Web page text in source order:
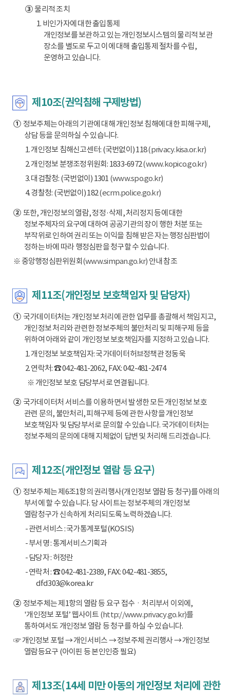
③물리적 조치
1. 비인가자에 대한 출입통제
개인정보를 보관하고 있는 개인정보시스템의 물리적 보관
장소를 별도로 두고 이에 대해 출입통제 절차를 수립,
운영하고 있습니다.
제10조(권익침해 구제방법)
①정보주체는 아래의 기관에 대해 개인정보 침해에 대한 피해구제,
상담 등을 문의하실 수 있습니다.
1. 개인정보 침해신고센터: (국번없이) 118(privacy.kisa.or.kr)
2. 개인정보 분쟁조정위원회: 1833-6972(www.kopico.go.kr)
3. 대검찰청: (국번없이) 1301 (www.spo.go.kr)
4. 경찰청: (국번없이) 182(ecrm.police.go.kr)
②또한, 개인정보의 열람, 정정·삭제, 처리정지 등에 대한
정보주체자의 요구에 대하여 공공기관의 장이 행한 처분 또는
부작위로 인하여 권리 또는 이익을 침해 받은 자는 행정심판법이
정하는 바에 따라 행정심판을 청구할 수 있습니다.
※ 중앙행정심판위원회(www.simpan.go.kr) 안내 참조
제11조(개인정보 보호책임자 및 담당자)
①국가데이터처는 개인정보 처리에 관한 업무를 총괄해서 책임지고,
개인정보 처리와 관련한 정보주체의 불만처리 및 피해구제 등을
위하여 아래와 같이 개인정보 보호책임자를 지정하고 있습니다.
1. 개인정보 보호책임자: 국가데이터허브정책관 정동욱
2. 연락처: ☎ 042-481-2062, FAX: 042-481-2474
※ 개인정보 보호 담당부서로 연결됩니다.
②국가데이터처 서비스를 이용하면서 발생한 모든 개인정보 보호
관련 문의, 불만처리, 피해구제 등에 관한 사항을 개인정보
보호책임자 및 담당부서로 문의할 수 있습니다. 국가데이터처는
정보주체의 문의에 대해 지체없이 답변 및 처리해 드리겠습니다.
제12조(개인정보 열람 등 요구)
①정보주체는 제6조1항의 권리행사(개인정보 열람 등 청구)를 아래의
부서에 할 수 있습니다. 당 사이트는 정보주체의 개인정보
열람청구가 신속하게 처리되도록 노력하겠습니다.
- 관련서비스 : 국가통계포털(KOSIS)
- 부서명 : 통계서비스기획과
- 담당자 : 허정란
- 연락처 : ☎ 042-481-2389, FAX: 042-481-3855,
dfd303@korea.kr
②정보주체는 제1항의 열람 등 요구 접수ㆍ처리부서 이외에,
'개인정보 포털’ 웹사이트 (http://www.privacy.go.kr)를
통하여서도 개인정보 열람 등 청구를 하실 수 있습니다.
☞ 개인정보 포털 → 개인서비스 → 정보주체 권리행사 → 개인정보
열람등요구 (아이핀 등 본인인증 필요)
제13조(14세 미만 아동의 개인정보 처리에 관한